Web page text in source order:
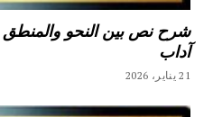
شرح نص بين النحو والمنطق –
آداب
21 يناير، 2026